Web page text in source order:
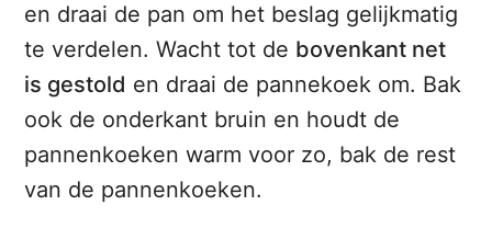
en draai de pan om het beslag gelijkmatig
te verdelen. Wacht tot de bovenkant net
is gestold en draai de pannekoek om. Bak
ook de onderkant bruin en houdt de
pannenkoeken warm voor zo, bak de rest
van de pannenkoeken.